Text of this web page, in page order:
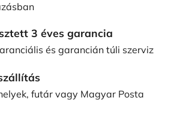
3 éves garancia
és garancián túli szerviz
futár vagy Magyar Posta